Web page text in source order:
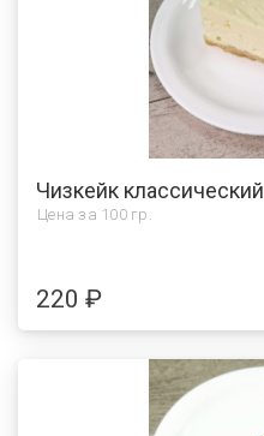
Чизкейк классический
Цена за 100 гр.
220 ₽